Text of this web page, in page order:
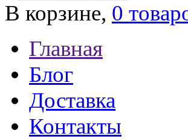
В корзине, 0
Главная
Блог
Доставка
Контакты